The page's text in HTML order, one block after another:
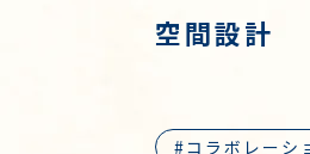
空間設計
コラボレーシ